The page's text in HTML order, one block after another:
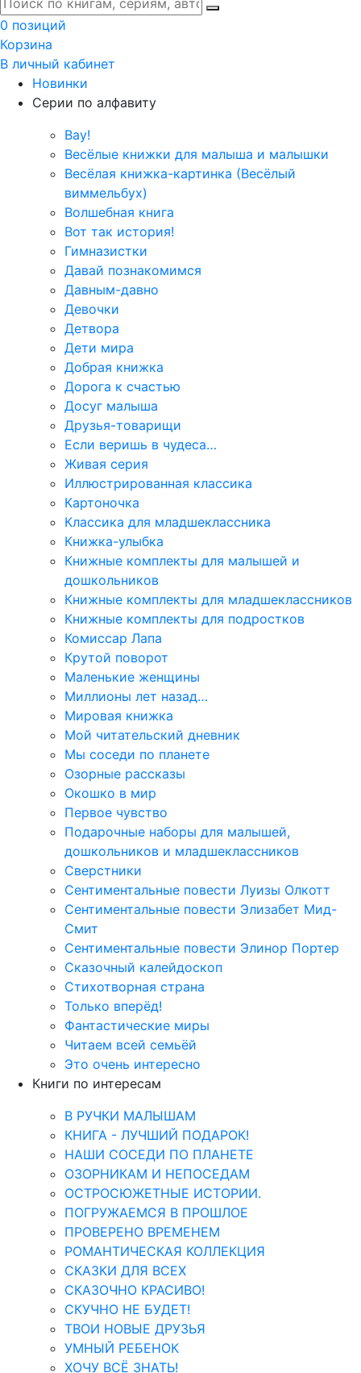
0 позиций
Корзина
В личный кабинет
Новинки
Серии по алфавиту
Вау!
Весёлые книжки для малыша и малышки
Весёлая книжка-картинка (Весёлый
виммельбух)
Волшебная книга
Вот так история!
Гимназистки
Давай познакомимся
Давным-давно
Девочки
Детвора
Дети мира
Добрая книжка
Дорога к счастью
Досуг малыша
Друзья-товарищи
Если веришь в чудеса…
Живая серия
Иллюстрированная классика
Картоночка
Классика для младшеклассника
Книжка-улыбка
Книжные комплекты для малышей и
дошкольников
Книжные комплекты для младшеклассников
Книжные комплекты для подростков
Комиссар Лапа
Крутой поворот
Маленькие женщины
Миллионы лет назад…
Мировая книжка
Мой читательский дневник
Мы соседи по планете
Озорные рассказы
Окошко в мир
Первое чувство
Подарочные наборы для малышей,
дошкольников и младшеклассников
Сверстники
Сентиментальные повести Луизы Олкотт
Сентиментальные повести Элизабет Мид-
Смит
Сентиментальные повести Элинор Портер
Сказочный калейдоскоп
Стихотворная страна
Только вперёд!
Фантастические миры
Читаем всей семьёй
Это очень интересно
Книги по интересам
В РУЧКИ МАЛЫШАМ
КНИГА - ЛУЧШИЙ ПОДАРОК!
НАШИ СОСЕДИ ПО ПЛАНЕТЕ
ОЗОРНИКАМ И НЕПОСЕДАМ
ОСТРОСЮЖЕТНЫЕ ИСТОРИИ.
ПОГРУЖАЕМСЯ В ПРОШЛОЕ
ПРОВЕРЕНО ВРЕМЕНЕМ
РОМАНТИЧЕСКАЯ КОЛЛЕКЦИЯ
СКАЗКИ ДЛЯ ВСЕХ
СКАЗОЧНО КРАСИВО!
СКУЧНО НЕ БУДЕТ!
ТВОИ НОВЫЕ ДРУЗЬЯ
УМНЫЙ РЕБЕНОК
ХОЧУ ВСЁ ЗНАТЬ!